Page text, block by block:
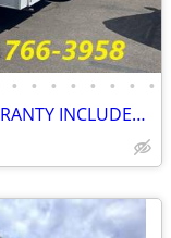
• • • • • • • •
2020 THOR MAJESTIC 23A - FREE WARRANTY INCLUDED!! WE FINANCE-CALL NOW